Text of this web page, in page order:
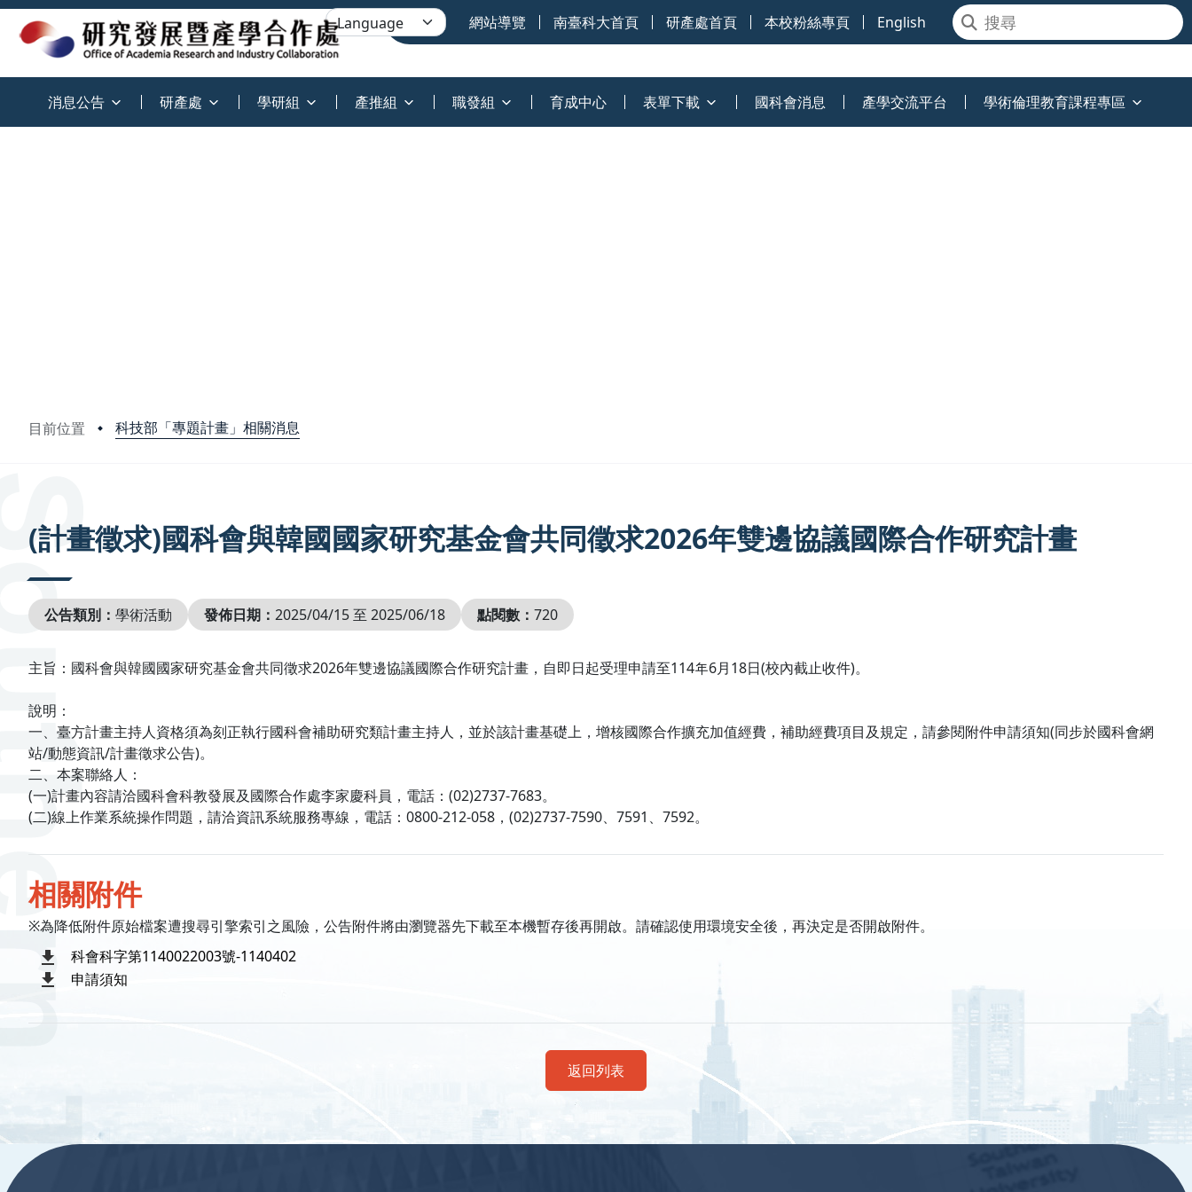
網站導覽 南臺科大首頁 研產處首頁 本校粉絲專頁 English
消息公告 研產處 學研組 產推組 職發組 育成中心 表單下載 國科會消息 產學交流平台 學術倫理教育課程專區
目前位置 科技部「專題計畫」相關消息
(計畫徵求)國科會與韓國國家研究基金會共同徵求2026年雙邊協議國際合作研究計畫
公告類別： 學術活動 發佈日期： 2025/04/15 至 2025/06/18 點閱數： 720
主旨：國科會與韓國國家研究基金會共同徵求2026年雙邊協議國際合作研究計畫，自即日起受理申請至114年6月18日(校內截止收件)。
說明：
一、臺方計畫主持人資格須為刻正執行國科會補助研究類計畫主持人，並於該計畫基礎上，增核國際合作擴充加值經費，補助經費項目及規定，請參閱附件申請須知(同步於國科會網
站/動態資訊/計畫徵求公告)。
二、本案聯絡人：
(一)計畫內容請洽國科會科教發展及國際合作處李家慶科員，電話：(02)2737-7683。
(二)線上作業系統操作問題，請洽資訊系統服務專線，電話：0800-212-058，(02)2737-7590、7591、7592。
相關附件
※為降低附件原始檔案遭搜尋引擎索引之風險，公告附件將由瀏覽器先下載至本機暫存後再開啟。請確認使用環境安全後，再決定是否開啟附件。
科會科字第1140022003號-1140402
申請須知
返回列表
:::